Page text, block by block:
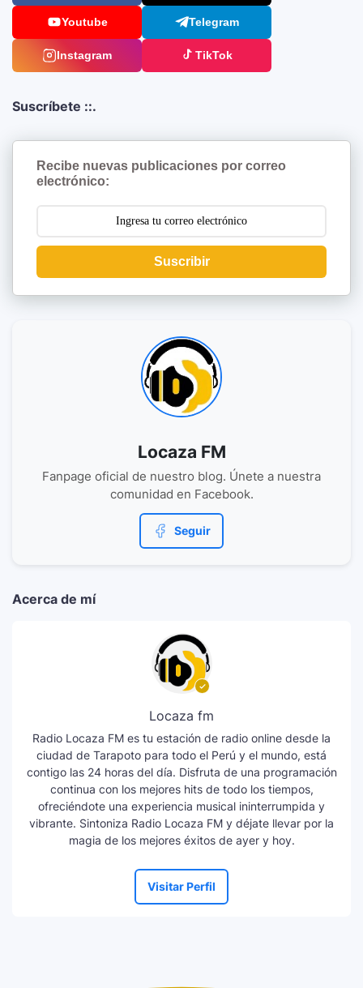
Youtube Telegram
Instagram TikTok
Suscríbete ::.
Recibe nuevas publicaciones por correo
electrónico:
Suscribir
Locaza FM
Fanpage oficial de nuestro blog. Únete a nuestra
comunidad en Facebook.
Seguir
Acerca de mí
Locaza fm
Radio Locaza FM es tu estación de radio online desde la
ciudad de Tarapoto para todo el Perú y el mundo, está
contigo las 24 horas del día. Disfruta de una programación
continua con los mejores hits de todo los tiempos,
ofreciéndote una experiencia musical ininterrumpida y
vibrante. Sintoniza Radio Locaza FM y déjate llevar por la
magia de los mejores éxitos de ayer y hoy.
Visitar Perfil